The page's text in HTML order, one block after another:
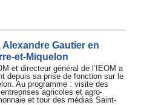
Alexandre Gautier en
et-Miquelon
et directeur général de l’IEOM a
depuis sa prise de fonction sur le
Au programme : visite des
agricoles et agro-
et tour des médias Saint-